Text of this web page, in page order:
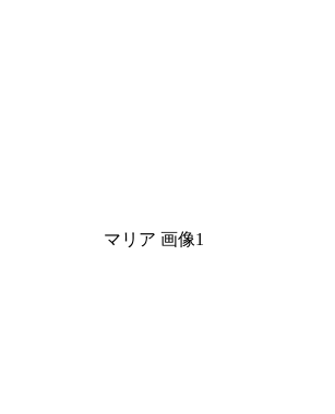
マリア 画像1